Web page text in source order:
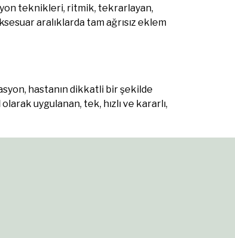
teknikleri, ritmik, tekrarlayan,
aralıklarda tam ağrısız eklem
hastanın dikkatli bir şekilde
uygulanan, tek, hızlı ve kararlı,